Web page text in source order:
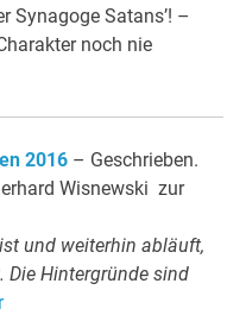
Synagoge Satans’! –
noch nie
2016 – Geschrieben.
Wisnewski zur
und weiterhin abläuft,
Hintergründe sind